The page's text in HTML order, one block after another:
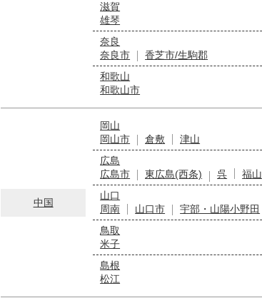
滋賀
雄琴
奈良
奈良市
香芝市/生駒郡
和歌山
和歌山市
中国
岡山
岡山市
倉敷
津山
広島
広島市
東広島(西条) 呉
福山
山口
周南
山口市 宇部・山陽小野田
鳥取
米子
島根
松江